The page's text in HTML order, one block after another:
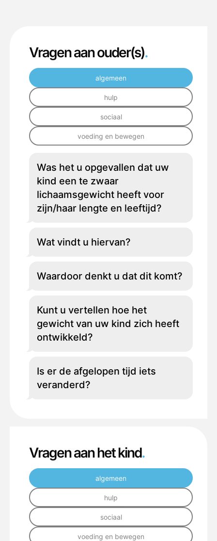
Vragen aan ouder(s).
algemeen
hulp
sociaal
voeding en bewegen
Was het u opgevallen dat uw
kind een te zwaar
lichaamsgewicht heeft voor
zijn/haar lengte en leeftijd?
Wat vindt u hiervan?
Waardoor denkt u dat dit komt?
Kunt u vertellen hoe het
gewicht van uw kind zich heeft
ontwikkeld?
Is er de afgelopen tijd iets
veranderd?
Vragen aan het kind.
algemeen
hulp
sociaal
voeding en bewegen